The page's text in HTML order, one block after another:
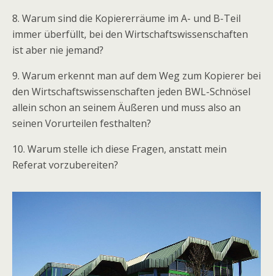
8. Warum sind die Kopiererräume im A- und B-Teil
immer überfüllt, bei den Wirtschaftswissenschaften
ist aber nie jemand?
9. Warum erkennt man auf dem Weg zum Kopierer bei
den Wirtschaftswissenschaften jeden BWL-Schnösel
allein schon an seinem Äußeren und muss also an
seinen Vorurteilen festhalten?
10. Warum stelle ich diese Fragen, anstatt mein
Referat vorzubereiten?